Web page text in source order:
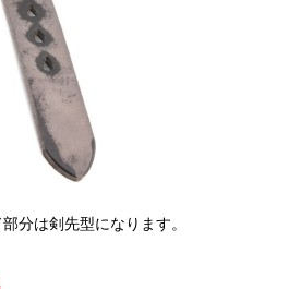
分は剣先型になります。